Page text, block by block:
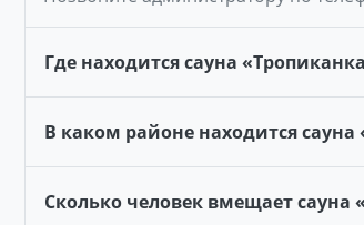
Где находится сауна
В каком районе находится сауна
Сколько человек вмещает сауна